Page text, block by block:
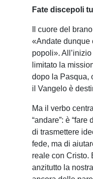
Fate discepoli
Il cuore del
«Andate dunque
popoli».
limitato la
dopo la Pasqua,
il Vangelo è
Ma il verbo
“andare”: è
di trasmettere
fede, ma di
reale con Cristo.
anzitutto la